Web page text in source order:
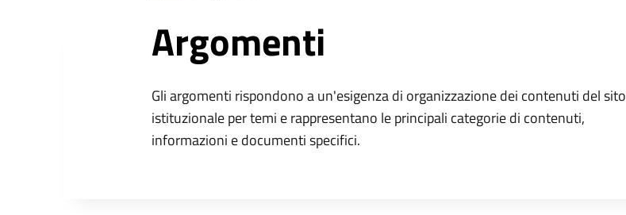
Argomenti
Gli argomenti rispondono a un'esigenza di organizzazione dei contenuti del sito
istituzionale per temi e rappresentano le principali categorie di contenuti,
informazioni e documenti specifici.